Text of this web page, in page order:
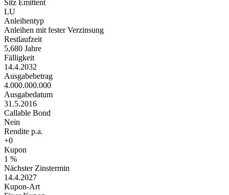
Sitz Emittent
LU
Anleihentyp
Anleihen mit fester Verzinsung
Restlaufzeit
5,680 Jahre
Fälligkeit
14.4.2032
Ausgabebetrag
4.000.000.000
Ausgabedatum
31.5.2016
Callable Bond
Nein
Rendite p.a.
+0
Kupon
1 %
Nächster Zinstermin
14.4.2027
Kupon-Art